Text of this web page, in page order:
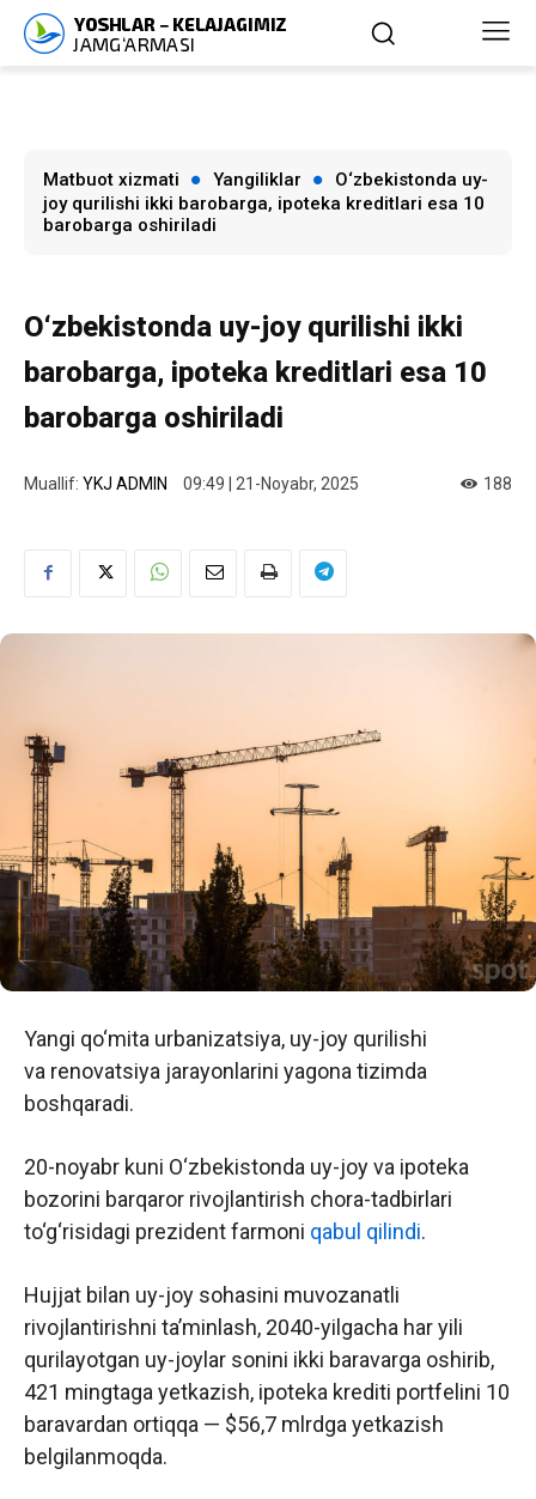
Matbuot xizmati Yangiliklar
O‘zbekistonda uy-
joy qurilishi ikki barobarga, ipoteka kreditlari esa 10
barobarga oshiriladi
O‘zbekistonda uy-joy qurilishi ikki
barobarga, ipoteka kreditlari esa 10
barobarga oshiriladi
Muallif: YKJ ADMIN 09:49 | 21-Noyabr, 2025 188
Yangi qo‘mita urbanizatsiya, uy-joy qurilishi
va renovatsiya jarayonlarini yagona tizimda
boshqaradi.
20-noyabr kuni O‘zbekistonda uy-joy va ipoteka
bozorini barqaror rivojlantirish chora-tadbirlari
to‘g‘risidagi prezident farmoni qabul qilindi.
Hujjat bilan uy-joy sohasini muvozanatli
rivojlantirishni ta’minlash, 2040-yilgacha har yili
qurilayotgan uy-joylar sonini ikki baravarga oshirib,
421 mingtaga yetkazish, ipoteka krediti portfelini 10
baravardan ortiqqa — $56,7 mlrdga yetkazish
belgilanmoqda.